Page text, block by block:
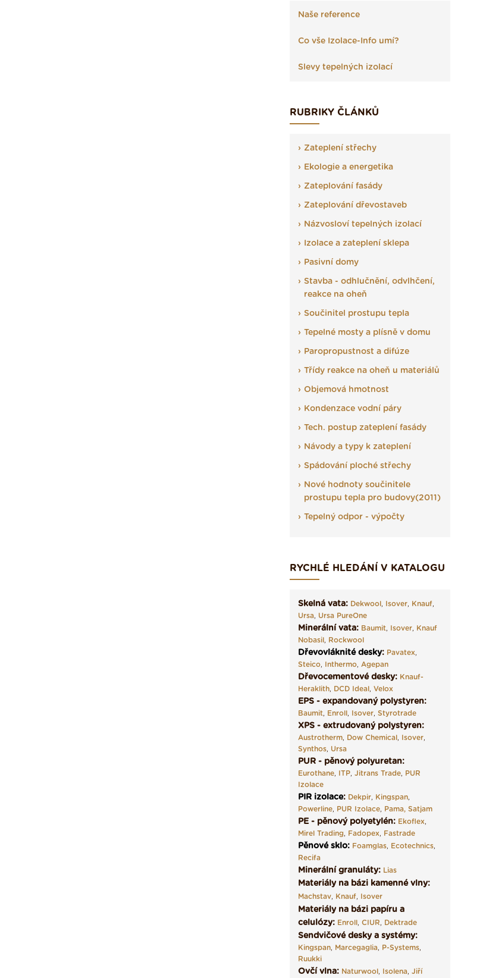
Naše reference
Co vše Izolace-Info umí?
Slevy tepelných izolací
RUBRIKY ČLÁNKŮ
Zateplení střechy
Ekologie a energetika
Zateplování fasády
Zateplování dřevostaveb
Názvosloví tepelných izolací
Izolace a zateplení sklepa
Pasivní domy
Stavba - odhlučnění, odvlhčení,
reakce na oheň
Součinitel prostupu tepla
Tepelné mosty a plísně v domu
Paropropustnost a difúze
Třídy reakce na oheň u materiálů
Objemová hmotnost
Kondenzace vodní páry
Tech. postup zateplení fasády
Návody a typy k zateplení
Spádování ploché střechy
Nové hodnoty součinitele
prostupu tepla pro budovy(2011)
Tepelný odpor - výpočty
RYCHLÉ HLEDÁNÍ V KATALOGU
Skelná vata: Dekwool, Isover, Knauf,
Ursa, Ursa PureOne
Minerální vata: Baumit, Isover, Knauf
Nobasil, Rockwool
Dřevovláknité desky: Pavatex,
Steico, Inthermo, Agepan
Dřevocementové desky: Knauf-
Heraklith, DCD Ideal, Velox
EPS - expandovaný polystyren:
Baumit, Enroll, Isover, Styrotrade
XPS - extrudovaný polystyren:
Austrotherm, Dow Chemical, Isover,
Synthos, Ursa
PUR - pěnový polyuretan:
Eurothane, ITP, Jitrans Trade, PUR
Izolace
PIR izolace: Dekpir, Kingspan,
Powerline, PUR Izolace, Pama, Satjam
PE - pěnový polyetylén: Ekoflex,
Mirel Trading, Fadopex, Fastrade
Pěnové sklo: Foamglas, Ecotechnics,
Recifa
Minerální granuláty: Lias
Materiály na bázi kamenné vlny:
Machstav, Knauf, Isover
Materiály na bázi papíru a
celulózy: Enroll, CIUR, Dektrade
Sendvičové desky a systémy:
Kingspan, Marcegaglia, P-Systems,
Ruukki
Ovčí vlna: Naturwool, Isolena, Jiří